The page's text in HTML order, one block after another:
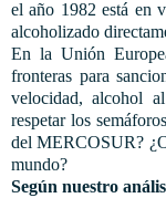
el año 1982 está en
alcoholizado
En la Unión
fronteras para
velocidad, alcohol
respetar los
del MERCOSUR?
mundo?
Según nuestro